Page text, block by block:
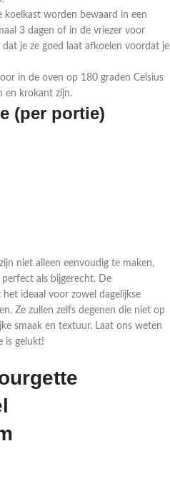
koelkast worden bewaard in een
3 dagen of in de vriezer voor
je ze goed laat afkoelen voordat je
in de oven op 180 graden Celsius
en krokant zijn.
(per portie)
niet alleen eenvoudig te maken,
als bijgerecht. De
ideaal voor zowel dagelijkse
Ze zullen zelfs degenen die niet op
smaak en textuur. Laat ons weten
is gelukt!